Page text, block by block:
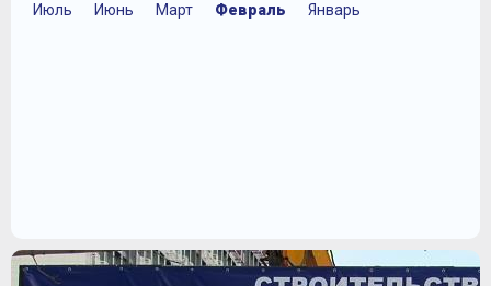
Июль Июнь Март Февраль Январь